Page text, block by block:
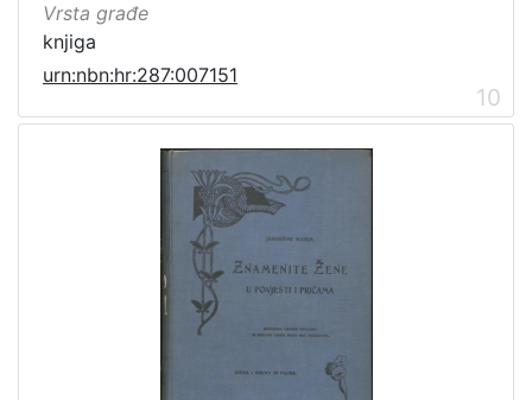
Vrsta građe
knjiga
urn:nbn:hr:287:007151
10